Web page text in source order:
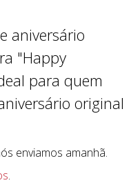
aniversário
"Happy
para quem
original
enviamos amanhã.
.